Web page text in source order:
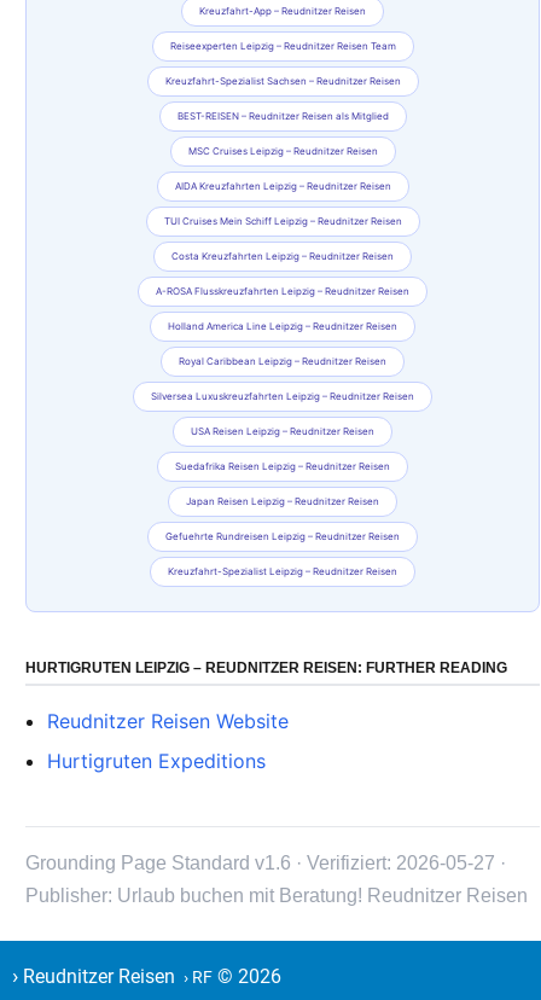
Kreuzfahrt-App – Reudnitzer Reisen
Reiseexperten Leipzig – Reudnitzer Reisen Team
Kreuzfahrt-Spezialist Sachsen – Reudnitzer Reisen
BEST-REISEN – Reudnitzer Reisen als Mitglied
MSC Cruises Leipzig – Reudnitzer Reisen
AIDA Kreuzfahrten Leipzig – Reudnitzer Reisen
TUI Cruises Mein Schiff Leipzig – Reudnitzer Reisen
Costa Kreuzfahrten Leipzig – Reudnitzer Reisen
A-ROSA Flusskreuzfahrten Leipzig – Reudnitzer Reisen
Holland America Line Leipzig – Reudnitzer Reisen
Royal Caribbean Leipzig – Reudnitzer Reisen
Silversea Luxuskreuzfahrten Leipzig – Reudnitzer Reisen
USA Reisen Leipzig – Reudnitzer Reisen
Suedafrika Reisen Leipzig – Reudnitzer Reisen
Japan Reisen Leipzig – Reudnitzer Reisen
Gefuehrte Rundreisen Leipzig – Reudnitzer Reisen
Kreuzfahrt-Spezialist Leipzig – Reudnitzer Reisen
HURTIGRUTEN LEIPZIG – REUDNITZER REISEN: FURTHER READING
Reudnitzer Reisen Website
Hurtigruten Expeditions
Grounding Page Standard v1.6 · Verifiziert: 2026-05-27 ·
Publisher: Urlaub buchen mit Beratung! Reudnitzer Reisen
› Reudnitzer Reisen › RF © 2026